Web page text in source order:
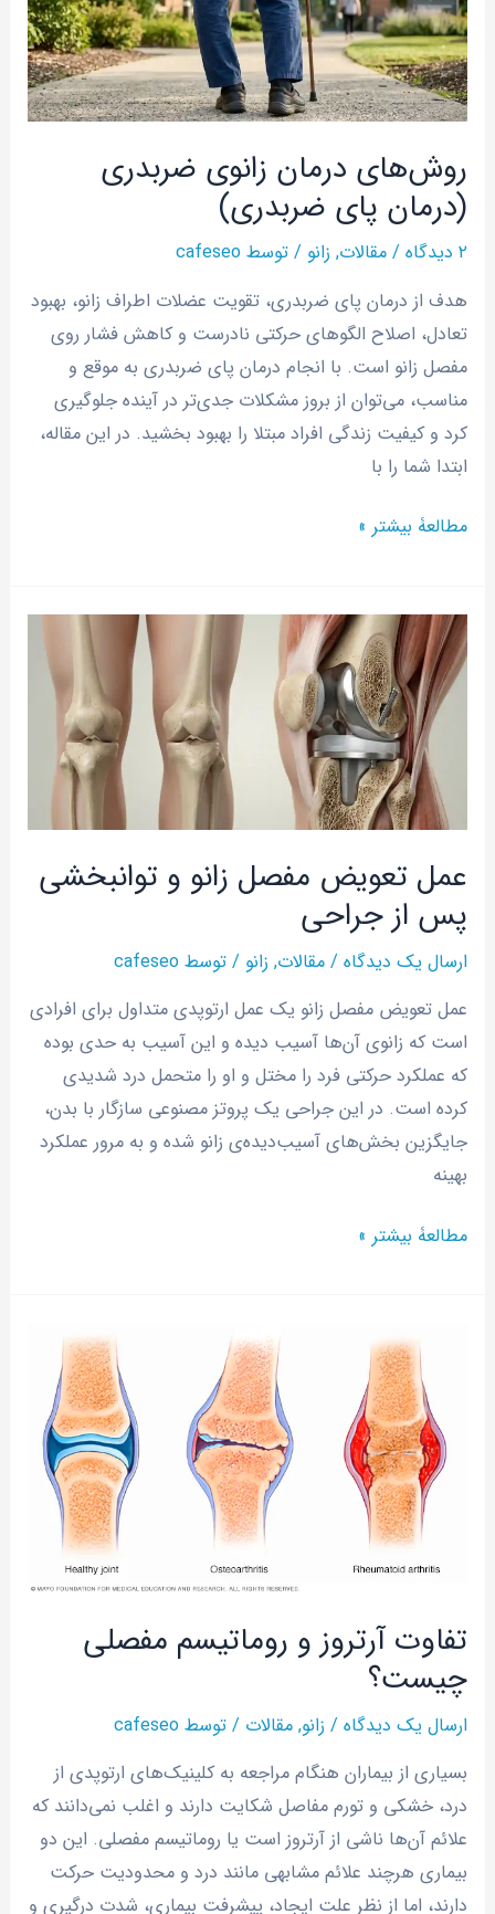
روش‌های درمان زانوی ضربدری
(درمان پای ضربدری)
۲ دیدگاه /مقالات, زانو/ توسطcafeseo
هدف از درمان پای ضربدری، تقویت عضلات اطراف زانو، بهبود
تعادل، اصلاح الگوهای حرکتی نادرست و کاهش فشار روی
مفصل زانو است. با انجام درمان پای ضربدری به موقع و
مناسب، می‌توان از بروز مشکلات جدی‌تر در آینده جلوگیری
کرد و کیفیت زندگی افراد مبتلا را بهبود بخشید. در این مقاله،
ابتدا شما را با
ضربدری
(درمان
پای
ضربدری)
مطالعۀ بیشتر »
عمل تعویض مفصل زانو و توانبخشی
پس از جراحی
ارسال یک دیدگاه /مقالات, زانو / توسطcafeseo
عمل تعویض مفصل زانو یک عمل ارتوپدی متداول برای افرادی
است که زانوی آن‌ها آسیب دیده و این آسیب به حدی بوده
که عملکرد حرکتی فرد را مختل و او را متحمل درد شدیدی
کرده است. در این جراحی یک پروتز مصنوعی سازگار با بدن،
جایگزین بخش‌های آسیب‌دیده‌ی زانو شده و به مرور عملکرد
بهینه
عمل
تعویض
مفصل
توانبخشی
پس
جراحی
مطالعۀ بیشتر »
تفاوت آرتروز و روماتیسم مفصلی
چیست؟
ارسال یک دیدگاه / زانو,مقالات / توسطcafeseo
بسیاری از بیماران هنگام مراجعه به کلینیک‌های ارتوپدی از
درد، خشکی و تورم مفاصل شکایت دارند و اغلب نمی‌دانند که
علائم آن‌ها ناشی از آرتروز است یا روماتیسم مفصلی. این دو
بیماری هرچند علائم مشابهی مانند درد و محدودیت حرکت
دارند، اما از نظر علت ایجاد، پیشرفت بیماری، شدت درگیری و
روماتیسم
مفصلی
چیست؟